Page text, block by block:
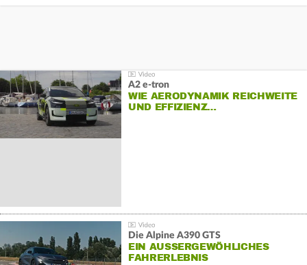
A2 e-tron
WIE AERODYNAMIK REICHWEITE
UND EFFIZIENZ…
Die Alpine A390 GTS
EIN AUSSERGEWÖHLICHES F
AHRERLEBNIS